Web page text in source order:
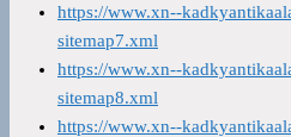
https://www.xn--
sitemap7.xml
https://www.xn--
sitemap8.xml
https://www.xn--